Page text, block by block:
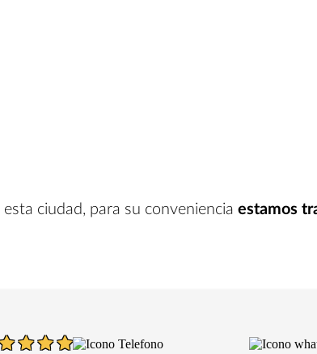
esta ciudad, para su conveniencia estamos